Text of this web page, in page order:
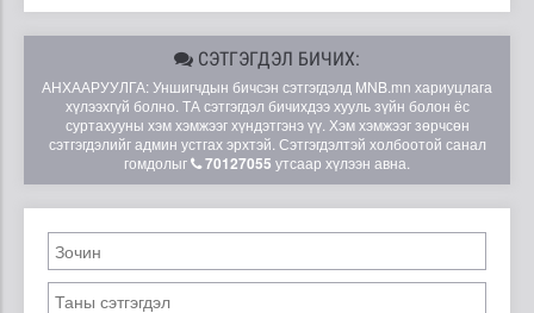
СЭТГЭГДЭЛ БИЧИХ:
АНХААРУУЛГА: Уншигчдын бичсэн сэтгэгдэлд MNB.mn хариуцлага
хүлээхгүй болно. ТА сэтгэгдэл бичихдээ хууль зүйн болон ёс
суртахууны хэм хэмжээг хүндэтгэнэ үү. Хэм хэмжээг зөрчсөн
сэтгэгдэлийг админ устгах эрхтэй. Сэтгэгдэлтэй холбоотой санал
гомдолыг
70127055 утсаар хүлээн авна.